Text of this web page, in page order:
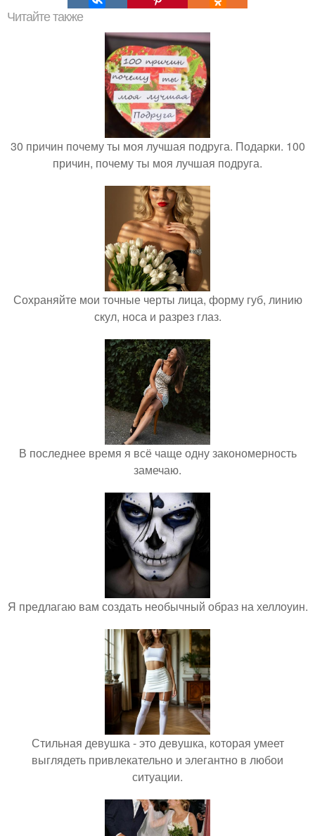
Читайте также
30 причин почему ты моя лучшая подруга. Подарки. 100
причин, почему ты моя лучшая подруга.
Сохраняйте мои точные черты лица, форму губ, линию
скул, носа и разрез глаз.
В последнее время я всё чаще одну закономерность
замечаю.
Я предлагаю вам создать необычный образ на хеллоуин.
Стильная девушка - это девушка, которая умеет
выглядеть привлекательно и элегантно в любои
ситуации.